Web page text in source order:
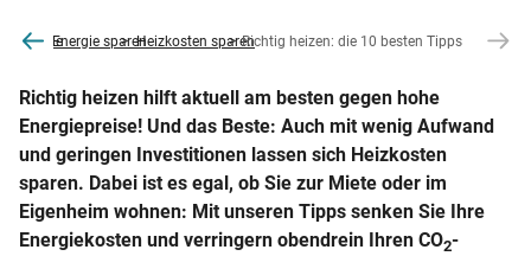
co2onlineEnergie sparenHeizkosten sparenRichtig heizen: die 10 besten Tipps
Richtig heizen hilft aktuell am besten gegen hohe
Energiepreise! Und das Beste: Auch mit wenig Aufwand
und geringen Investitionen lassen sich Heizkosten
sparen. Dabei ist es egal, ob Sie zur Miete oder im
Eigenheim wohnen: Mit unseren Tipps senken Sie Ihre
Energiekosten und verringern obendrein Ihren CO2-